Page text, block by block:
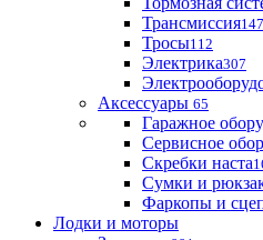
Трансмиссия147
Тросы112
Электрика307
Аксессуары 65
Гаражное
Сервисное
Скребки наста
Сумки и
Фаркопы и
Лодки и моторы